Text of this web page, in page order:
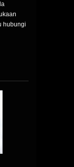
hubungi